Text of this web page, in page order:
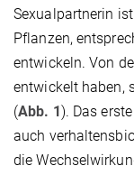
Sexualpartnerin
Pflanzen,
entwickeln. Von
entwickelt haben,
(Abb. 1 ). Das
auch
die